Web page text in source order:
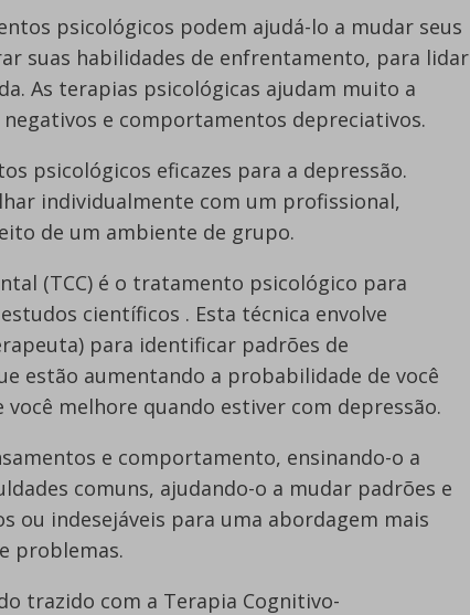
psicológicos podem ajudá-lo a mudar seus
suas habilidades de enfrentamento, para lidar
As terapias psicológicas ajudam muito a
e comportamentos depreciativos.
psicológicos eficazes para a depressão.
individualmente com um profissional,
de um ambiente de grupo.
(TCC) é o tratamento psicológico para
científicos . Esta técnica envolve
para identificar padrões de
estão aumentando a probabilidade de você
melhore quando estiver com depressão.
e comportamento, ensinando-o a
comuns, ajudando-o a mudar padrões e
ou indesejáveis para uma abordagem mais
problemas.
trazido com a Terapia Cognitivo-